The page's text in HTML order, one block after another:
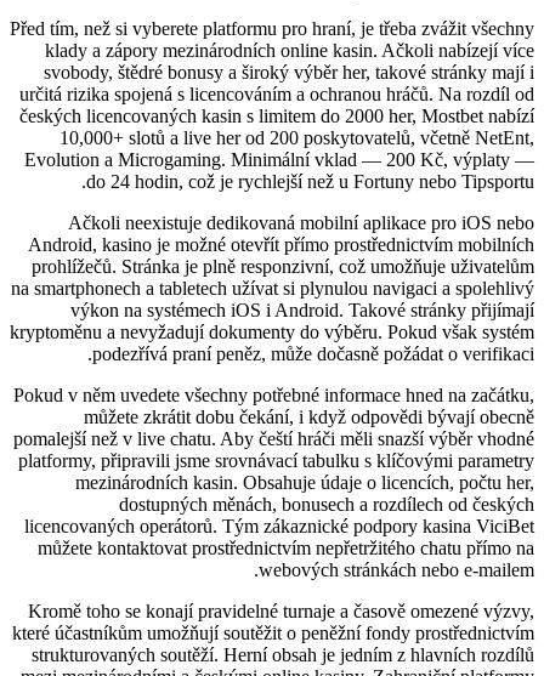
Před tím, než si vyberete platformu pro hraní, je třeba zvážit všechny
klady a zápory mezinárodních online kasin. Ačkoli nabízejí více
svobody, štědré bonusy a široký výběr her, takové stránky mají i
určitá rizika spojená s licencováním a ochranou hráčů. Na rozdíl od
českých licencovaných kasin s limitem do 2000 her, Mostbet nabízí
10,000+ slotů a live her od 200 poskytovatelů, včetně NetEnt,
Evolution a Microgaming. Minimální vklad — 200 Kč, výplaty —
do 24 hodin, což je rychlejší než u Fortuny nebo Tipsportu.
Ačkoli neexistuje dedikovaná mobilní aplikace pro iOS nebo
Android, kasino je možné otevřít přímo prostřednictvím mobilních
prohlížečů. Stránka je plně responzivní, což umožňuje uživatelům
na smartphonech a tabletech užívat si plynulou navigaci a spolehlivý
výkon na systémech iOS i Android. Takové stránky přijímají
kryptoměnu a nevyžadují dokumenty do výběru. Pokud však systém
podezřívá praní peněz, může dočasně požádat o verifikaci.
Pokud v něm uvedete všechny potřebné informace hned na začátku,
můžete zkrátit dobu čekání, i když odpovědi bývají obecně
pomalejší než v live chatu. Aby čeští hráči měli snazší výběr vhodné
platformy, připravili jsme srovnávací tabulku s klíčovými parametry
mezinárodních kasin. Obsahuje údaje o licencích, počtu her,
dostupných měnách, bonusech a rozdílech od českých
licencovaných operátorů. Tým zákaznické podpory kasina ViciBet
můžete kontaktovat prostřednictvím nepřetržitého chatu přímo na
webových stránkách nebo e-mailem.
Kromě toho se konají pravidelné turnaje a časově omezené výzvy,
které účastníkům umožňují soutěžit o peněžní fondy prostřednictvím
strukturovaných soutěží. Herní obsah je jedním z hlavních rozdílů